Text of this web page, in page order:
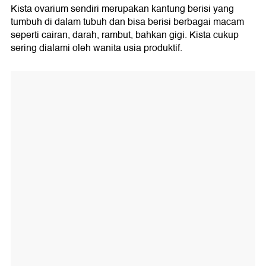
Kista ovarium sendiri merupakan kantung berisi yang
tumbuh di dalam tubuh dan bisa berisi berbagai macam
seperti cairan, darah, rambut, bahkan gigi. Kista cukup
sering dialami oleh wanita usia produktif.